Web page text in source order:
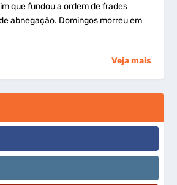
que fundou a ordem de frades
abnegação. Domingos morreu em
Veja mais